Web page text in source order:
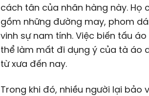
cách tân của nhãn hàng này.
gồm những đường may, phom
vinh sự nam tính. Việc biến tấu
thể làm mất đi dụng ý của tà áo
từ xưa đến nay.
Trong khi đó, nhiều người lại